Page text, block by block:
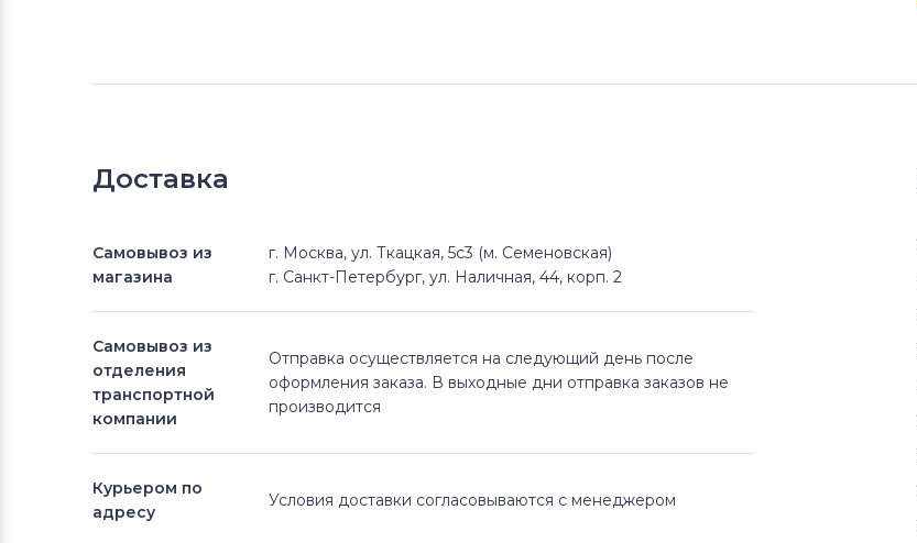
Доставка
Самовывоз из
магазина
г. Москва, ул. Ткацкая, 5с3 (м. Семеновская)
г. Санкт-Петербург, ул. Наличная, 44, корп. 2
Самовывоз из
отделения
транспортной
компании
Отправка осуществляется на следующий день после
оформления заказа. В выходные дни отправка заказов не
производится
Курьером по
адресу
Условия доставки согласовываются с менеджером